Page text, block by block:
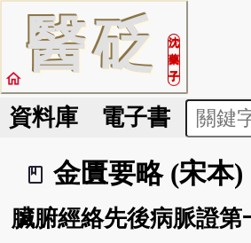
醫砭
沈
藥
子
home
資料庫 電子書
book_2
金匱要略 (宋本)
臟腑經絡先後病脈證第